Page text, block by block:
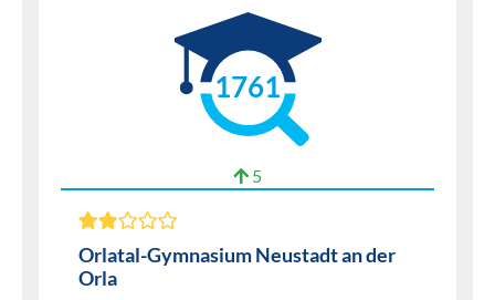
1761
5
Orlatal-Gymnasium Neustadt an der
Orla